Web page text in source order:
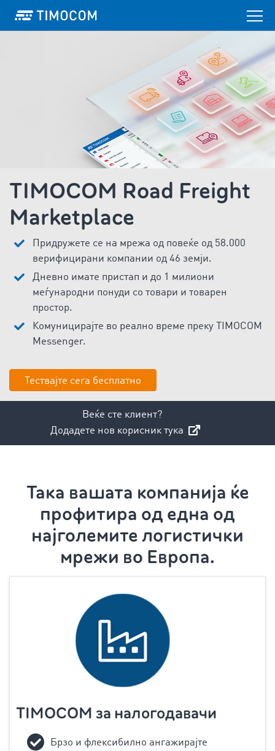
TIMOCOM Road Freight
Marketplace
Придружете се на мрежа од повеќе од 58.000
верифицирани компании од 46 земји.
Дневно имате пристап и до 1 милиони
меѓународни понуди со товари и товарен
простор.
Комуницирајте во реално време преку TIMOCOM
Messenger.
Тествајте сега бесплатно
Веќе сте клиент?
Додадете нов корисник тука
Така вашата компанија ќе
профитира од една од
најголемите логистички
мрежи во Европа.
TIMOCOM за налогодавачи
Брзо и флексибилно ангажирајте